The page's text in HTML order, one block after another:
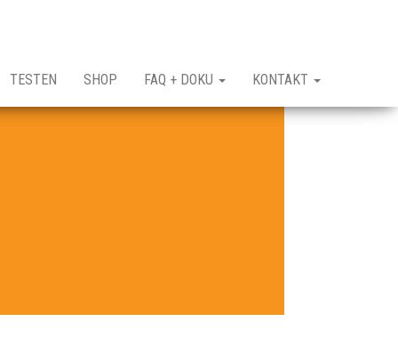
TESTEN SHOP FAQ + DOKU KONTAKT